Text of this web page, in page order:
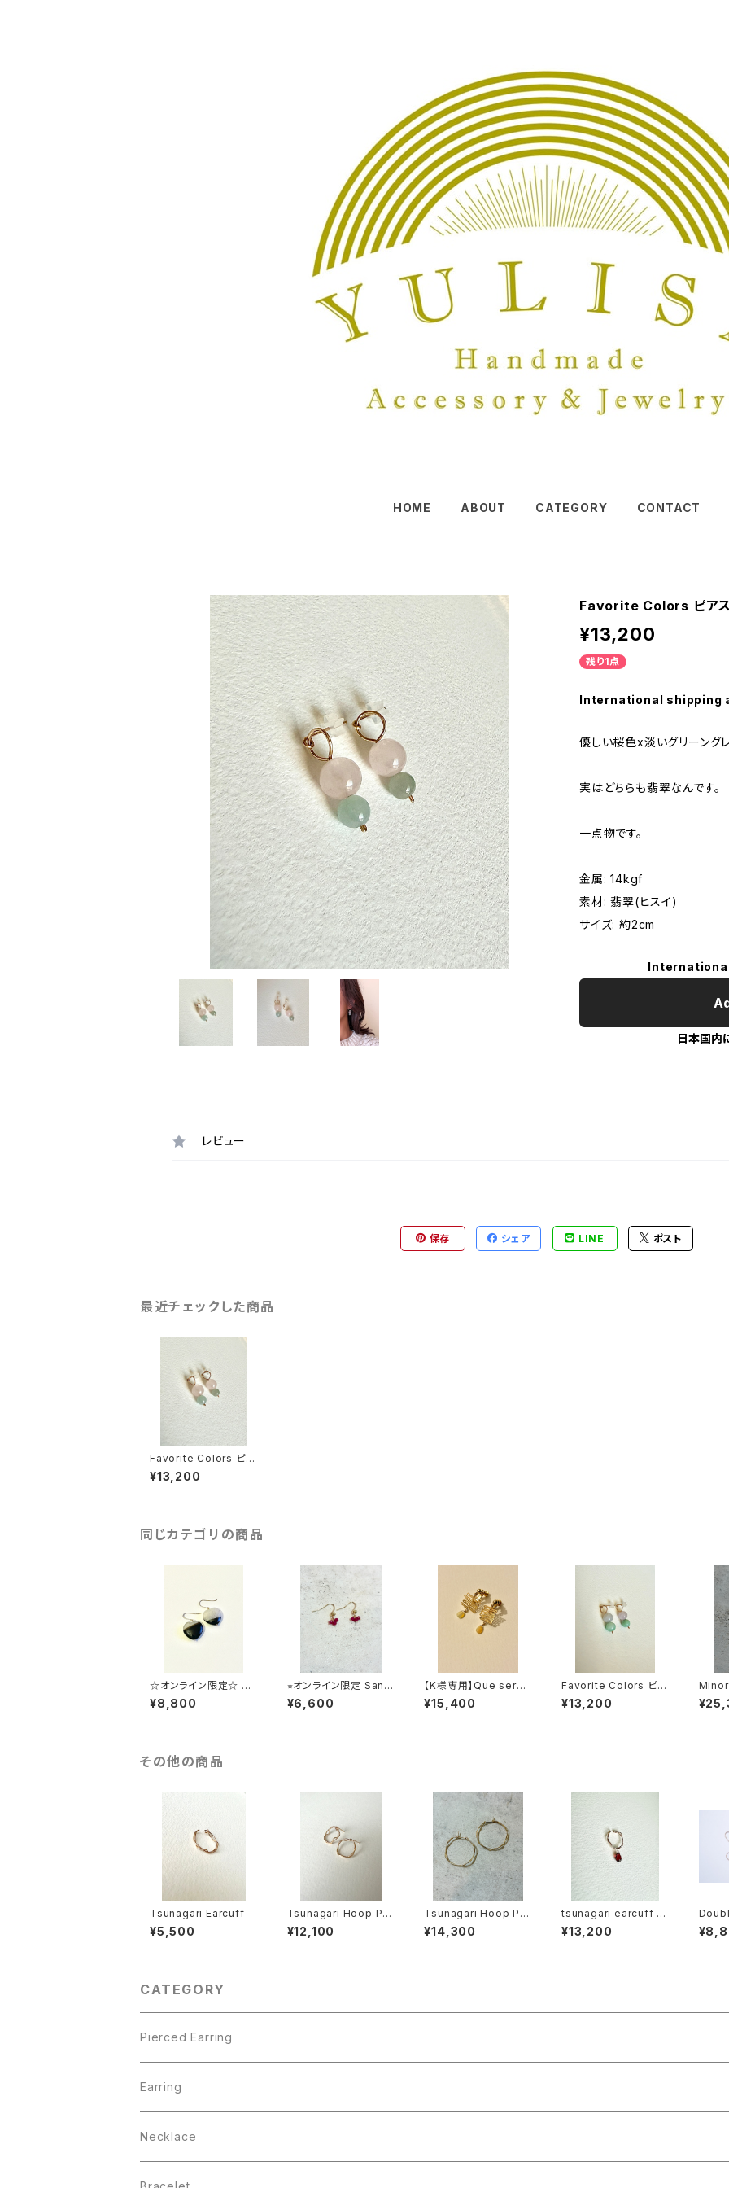
HOME ABOUT CATEGORY CONTACT
Favorite Colors ピア
¥13,200
残り1点
International shipping
優しい桜色x淡いグリーング
実はどちらも翡翠なんです。
一点物です。
金属: 14kgf
素材: 翡翠(ヒスイ)
サイズ: 約2cm
日本国内
レビュー
保存 シェア LINE ポスト
最近チェックした商品
Favorite Colors ピア
ス - 翡翠(pink x gra
y)
¥13,200
同じカテゴリの商品
☆オンライン限定☆ Sp
read Your Love - pi
erced earring
¥8,800
⭐︎オンライン限定 Sanm
i ittai ピアス
¥6,600
【K様専用】Que será
será earring - opal
¥15,400
Favorite Colors ピア
ス - 翡翠(gray x mint
green)
¥13,200
その他の商品
Tsunagari Earcuff
¥5,500
Tsunagari Hoop Pie
rced Earring (SS)
¥12,100
Tsunagari Hoop Pie
rced Earring (S)
¥14,300
tsunagari earcuff wi
th gemstone ガーネ
ット
¥13,200
CATEGORY
Pierced Earring
Pearl Collection
BEACH
Lady
Earring
Pearl Collection
Que Sera Sera Collection
Necklace
☆オンライン限定